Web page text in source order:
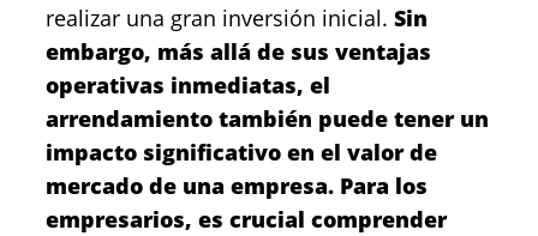
realizar una gran inversión inicial. Sin
embargo, más allá de sus ventajas
operativas inmediatas, el
arrendamiento también puede tener un
impacto significativo en el valor de
mercado de una empresa. Para los
empresarios, es crucial comprender